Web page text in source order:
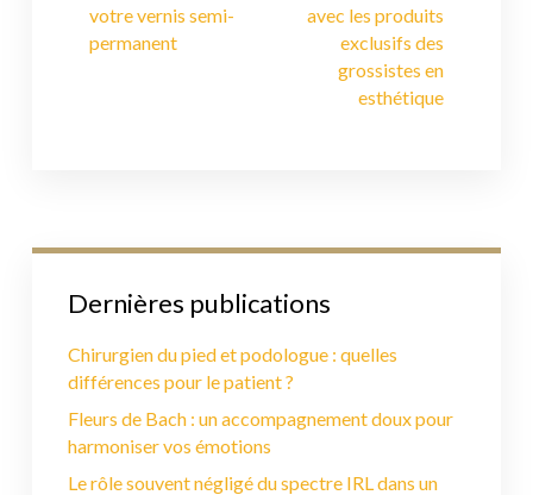
votre vernis semi-
permanent
avec les produits
exclusifs des
grossistes en
esthétique
Dernières publications
Chirurgien du pied et podologue : quelles
différences pour le patient ?
Fleurs de Bach : un accompagnement doux pour
harmoniser vos émotions
Le rôle souvent négligé du spectre IRL dans un